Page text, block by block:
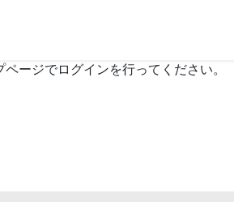
ージでログインを行ってください。